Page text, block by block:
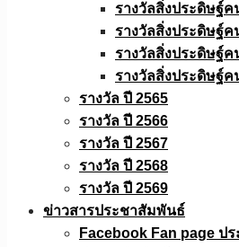
รางวัลสิ่งประดิษฐ์
รางวัลสิ่งประดิษฐ์
รางวัลสิ่งประดิษฐ์
รางวัลสิ่งประดิษฐ์
รางวัล ปี 2565
รางวัล ปี 2566
รางวัล ปี 2567
รางวัล ปี 2568
รางวัล ปี 2569
ข่าวสารประชาสัมพันธ์
Facebook Fan page ป